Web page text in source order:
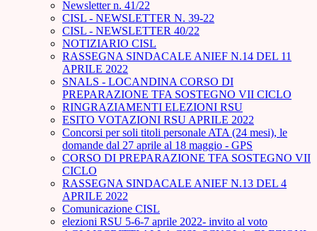
Newsletter n. 41/22
CISL - NEWSLETTER N. 39-22
CISL - NEWSLETTER 40/22
NOTIZIARIO CISL
RASSEGNA SINDACALE ANIEF N.14 DEL 11
APRILE 2022
SNALS - LOCANDINA CORSO DI
PREPARAZIONE TFA SOSTEGNO VII CICLO
RINGRAZIAMENTI ELEZIONI RSU
ESITO VOTAZIONI RSU APRILE 2022
Concorsi per soli titoli personale ATA (24 mesi), le
domande dal 27 aprile al 18 maggio - GPS
CORSO DI PREPARAZIONE TFA SOSTEGNO VII
CICLO
RASSEGNA SINDACALE ANIEF N.13 DEL 4
APRILE 2022
Comunicazione CISL
elezioni RSU 5-6-7 aprile 2022- invito al voto